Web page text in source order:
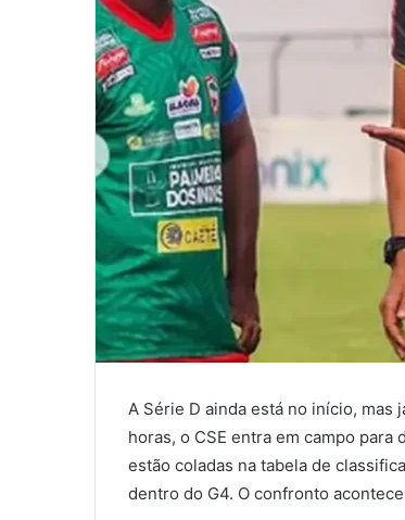
A Série D ainda está no início, mas
horas, o CSE entra em campo
estão coladas na tabela de
dentro do G4. O confronto